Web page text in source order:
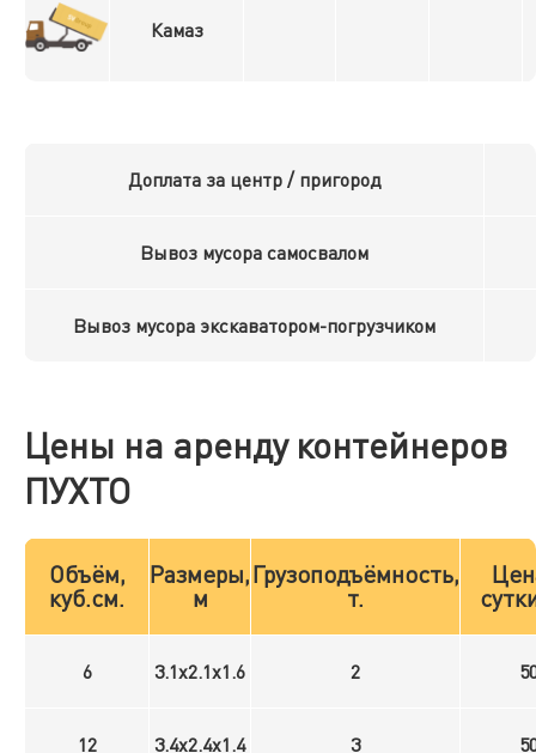
Камаз
Доплата за центр / пригород
Вывоз мусора самосвалом
Вывоз мусора экскаватором-погрузчиком
Цены на аренду контейнеров
ПУХТО
Объём,
куб.см.
Размеры,
м
Грузоподъёмность,
т.
6 3.1x2.1x1.6 2
12 3.4x2.4x1.4 3